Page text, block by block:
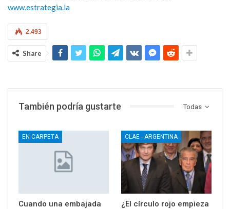
www.estrategia.la
2.493
Share
Todas
También podría gustarte
EN CARPETA
Cuando una embajada
CLAE - ARGENTINA
¿El círculo rojo empieza